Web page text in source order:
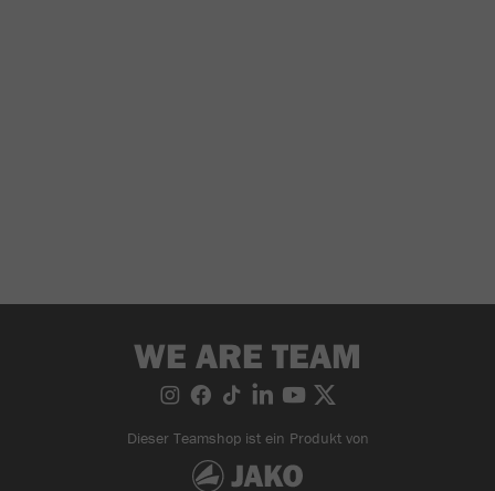
WE ARE TEAM
Dieser Teamshop ist ein Produkt von